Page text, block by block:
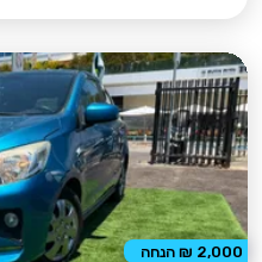
2,000 ₪ הנחה